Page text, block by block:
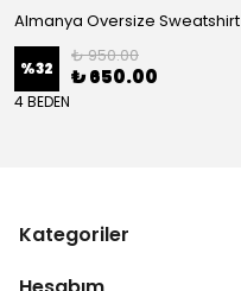
Almanya Oversize Sweatshirt
%32
₺ 950.00
₺ 650.00
4 BEDEN
Kategoriler